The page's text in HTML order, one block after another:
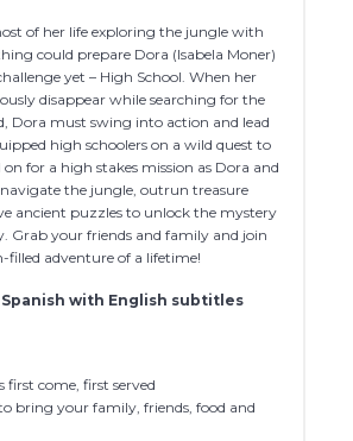
of her life exploring the jungle with
could prepare Dora (Isabela Moner)
yet – High School. When her
disappear while searching for the
Dora must swing into action and lead
high schoolers on a wild quest to
on for a high stakes mission as Dora and
the jungle, outrun treasure
ancient puzzles to unlock the mystery
Grab your friends and family and join
filled adventure of a lifetime!
with English subtitles
first come, first served
to bring your family, friends, food and